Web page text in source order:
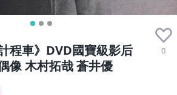
程車》DVD國寶級影后
像 木村拓哉 蒼井優
0